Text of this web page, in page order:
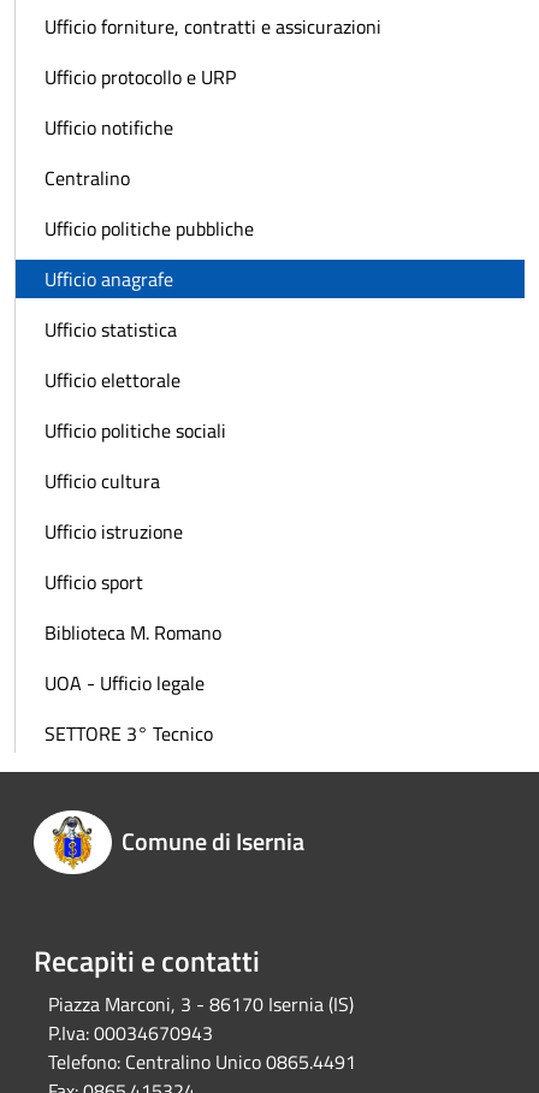
Ufficio forniture, contratti e assicurazioni
Ufficio protocollo e URP
Ufficio notifiche
Centralino
Ufficio politiche pubbliche
Ufficio anagrafe
Ufficio statistica
Ufficio elettorale
Ufficio politiche sociali
Ufficio cultura
Ufficio istruzione
Ufficio sport
Biblioteca M. Romano
UOA - Ufficio legale
SETTORE 3° Tecnico
Comune di Isernia
Recapiti e contatti
Piazza Marconi, 3 - 86170 Isernia (IS)
P.Iva:00034670943
Telefono: Centralino Unico 0865.4491